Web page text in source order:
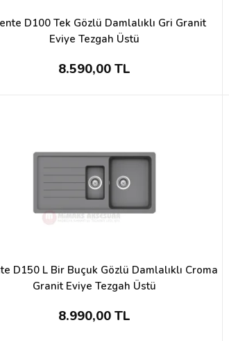
D100 Tek Gözlü Damlalıklı Gri Granit
Eviye Tezgah Üstü
8.590,00 TL
D150 L Bir Buçuk Gözlü Damlalıklı Croma
Granit Eviye Tezgah Üstü
8.990,00 TL